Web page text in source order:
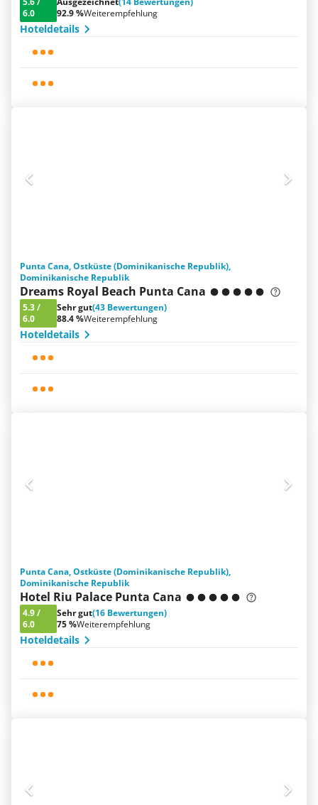
6.0
92.9 %Weiterempfehlung
Hoteldetails
Punta Cana, Ostküste (Dominikanische Republik),
Dominikanische Republik
Dreams Royal Beach Punta Cana
5.3/
6.0
Sehr gut(43 Bewertungen)
88.4 %Weiterempfehlung
Hoteldetails
Punta Cana, Ostküste (Dominikanische Republik),
Dominikanische Republik
Hotel Riu Palace Punta Cana
4.9/
6.0
Sehr gut(16 Bewertungen)
75 %Weiterempfehlung
Hoteldetails